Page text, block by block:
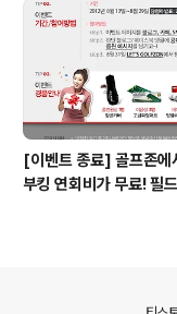
[이벤트 종료] 골프존에
부킹 연회비가 무료! 필